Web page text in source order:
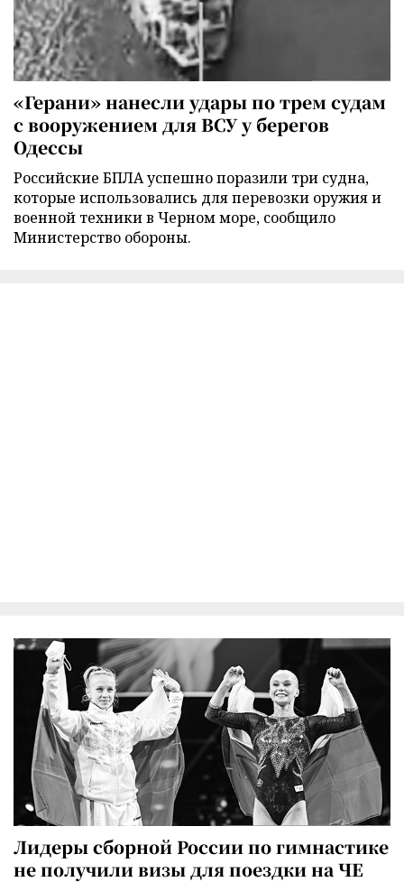
«Герани» нанесли удары по трем судам
с вооружением для ВСУ у берегов
Одессы
Российские БПЛА успешно поразили три судна,
которые использовались для перевозки оружия и
военной техники в Черном море, сообщило
Министерство обороны.
Лидеры сборной России по гимнастике
не получили визы для поездки на ЧЕ